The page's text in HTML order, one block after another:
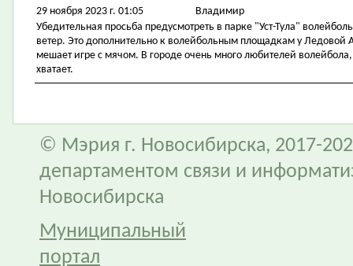
29 ноября 2023 г. 01:05
Владимир
Убедительная просьба предусмотреть в парке "Уст-Тула"
ветер. Это дополнительно к волейбольным площадкам у Ледовой
мешает игре с мячом. В городе очень много любителей
хватает.
© Мэрия г. Новосибирска, 2017-
департаментом связи и
Новосибирска
Муниципальный
портал